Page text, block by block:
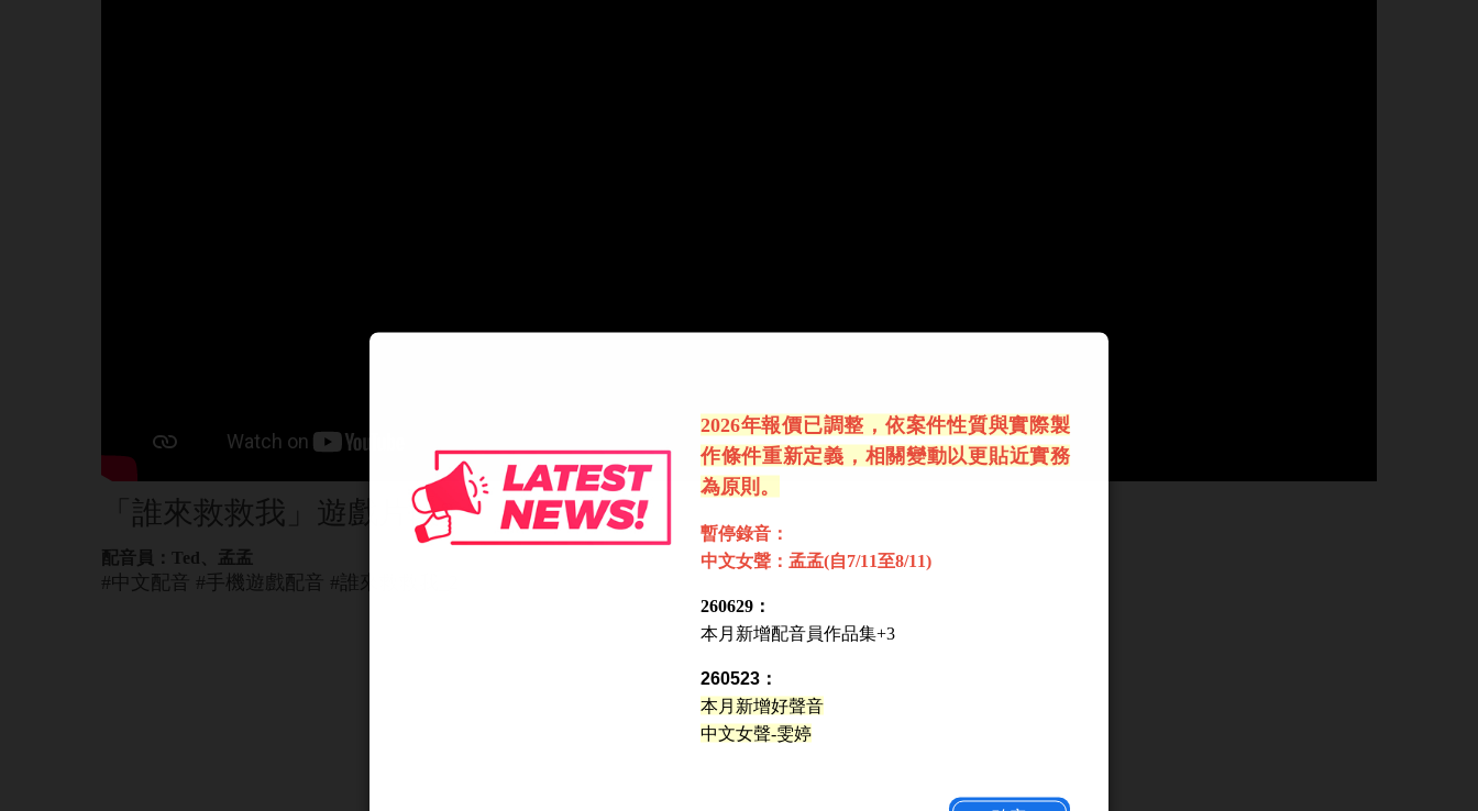
2026年報價已調整，依案件性質與實際製
作條件重新定義，相關變動以更貼近實務
為原則。
暫停錄音：
中文女聲：孟孟(自7/11至8/11)
260629：
本月新增配音員作品集+3
260523：
本月新增好聲音
中文女聲-雯婷
「誰來救救我」遊戲片段2
配音員：Ted、孟孟
#中文配音 #手機遊戲配音 #誰來救救我_2